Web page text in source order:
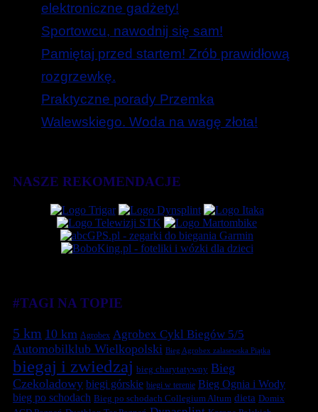
elektroniczne gadżety!
Sportowcu, nawodnij się sam!
Pamiętaj przed startem! Zrób prawidłową
rozgrzewkę.
Praktyczne porady Przemka
Walewskiego. Woda na wagę złota!
NASZE REKOMENDACJE
#TAGI NA TOPIE
5 km 10 km Agrobex Agrobex Cykl Biegów 5/5
Automobilklub Wielkopolski Bieg Agrobex zalasewska Piątka
biegaj i zwiedzaj bieg charytatywny Bieg
Czekoladowy biegi górskie biegi w terenie Bieg Ognia i Wody
bieg po schodach Bieg po schodach Collegium Altum dieta Domix